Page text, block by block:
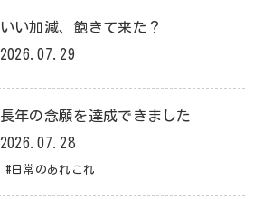
いい加減、飽きて来た？
2026.07.29
長年の念願を達成できました
2026.07.28
#日常のあれこれ